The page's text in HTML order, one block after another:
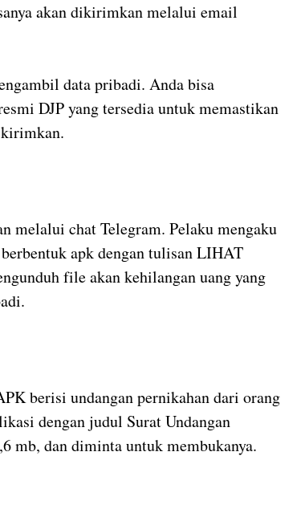
akan dikirimkan melalui email
data pribadi. Anda bisa
DJP yang tersedia untuk memastikan
chat Telegram. Pelaku mengaku
apk dengan tulisan LIHAT
file akan kehilangan uang yang
berisi undangan pernikahan dari orang
dengan judul Surat Undangan
mb, dan diminta untuk membukanya.